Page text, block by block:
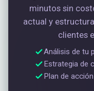
minutos sin
actual y
clientes
Análisis de tu
Estrategia de
Plan de